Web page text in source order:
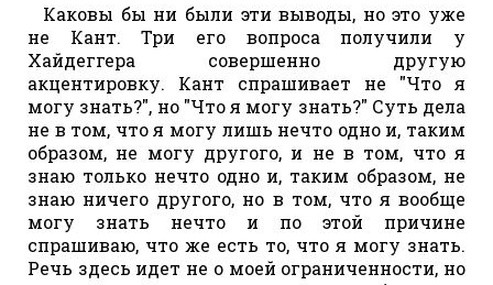
Каковы бы ни были эти выводы, но это уже
не Кант. Три его вопроса получили у
Хайдеггера совершенно другую
акцентировку. Кант спрашивает не "Что я
могу знать?", но "Что я могу знать?" Суть дела
не в том, что я могу лишь нечто одно и, таким
образом, не могу другого, и не в том, что я
знаю только нечто одно и, таким образом, не
знаю ничего другого, но в том, что я вообще
могу знать нечто и по этой причине
спрашиваю, что же есть то, что я могу знать.
Речь здесь идет не о моей ограниченности, но